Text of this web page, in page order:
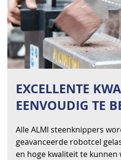
EXCELLENTE
EENVOUDIG TE
Alle ALMI steenknippers
geavanceerde robotcel
en hoge kwaliteit te kunnen